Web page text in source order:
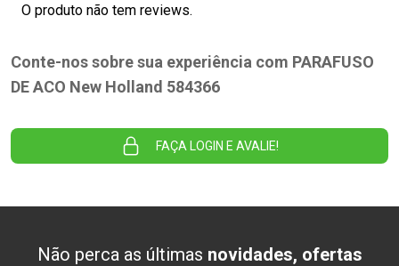
O produto não tem reviews.
Conte-nos sobre sua experiência com PARAFUSO
DE ACO New Holland 584366
FAÇA LOGIN E AVALIE!
Não perca as últimas novidades, ofertas